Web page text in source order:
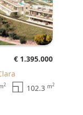
€ 1.395.000
2 102.3 m2